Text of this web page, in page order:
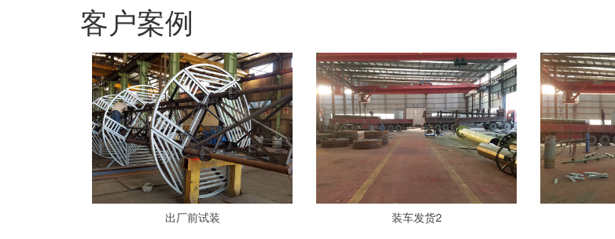
客户案例
出厂前试装 装车发货2